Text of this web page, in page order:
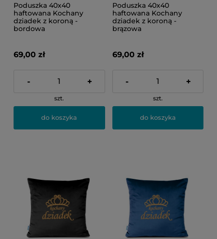
Poduszka 40x40
haftowana Kochany
dziadek z koroną -
bordowa
69,00 zł
- +
szt.
do koszyka
Poduszka 40x40
haftowana Kochany
dziadek z koroną -
brązowa
69,00 zł
- +
szt.
do koszyka